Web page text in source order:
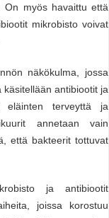
On myös havaittu että
mikrobisto voivat
näkökulma, jossa
antibiootit ja
eläinten terveyttä ja
annetaan vain
että bakteerit tottuvat
ja antibiootit
joissa korostuu